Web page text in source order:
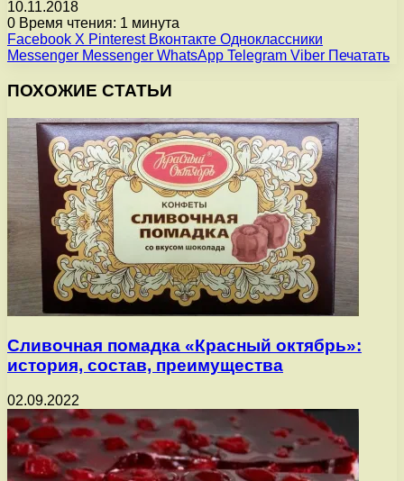
10.11.2018
0 Время чтения: 1 минута
Facebook X Pinterest Вконтакте Одноклассники
Messenger Messenger WhatsApp Telegram Viber Печатать
ПОХОЖИЕ СТАТЬИ
Сливочная помадка «Красный октябрь»:
история, состав, преимущества
02.09.2022